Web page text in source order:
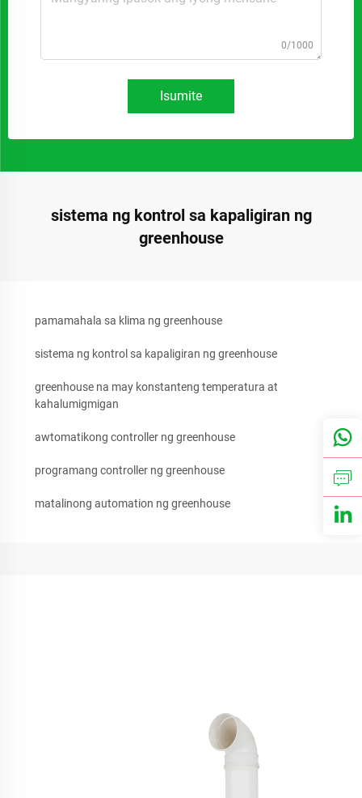
0/1000
Isumite
sistema ng kontrol sa kapaligiran ng
greenhouse
pamamahala sa klima ng greenhouse
sistema ng kontrol sa kapaligiran ng greenhouse
greenhouse na may konstanteng temperatura at
kahalumigmigan
awtomatikong controller ng greenhouse
programang controller ng greenhouse
matalinong automation ng greenhouse